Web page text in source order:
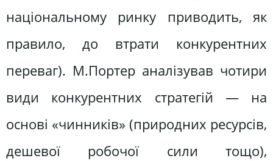
національному ринку приводить, як
правило, до втрати конкурентних
переваг). М.Портер аналізував чотири
види конкурентних стратегій — на
основі «чинників» (природних ресурсів,
дешевої робочої сили тощо),